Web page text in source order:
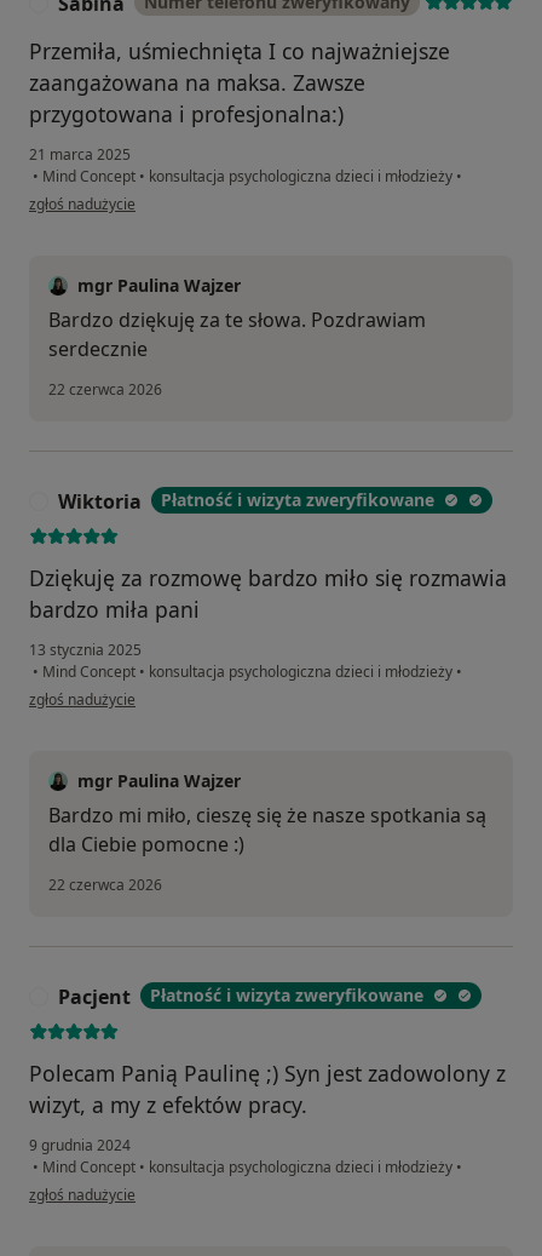
Przemiła, uśmiechnięta I co najważniejsze
zaangażowana na maksa. Zawsze
przygotowana i profesjonalna:)
21 marca 2025
• Mind Concept • konsultacja psychologiczna dzieci i młodzieży •
w opinii użytkownika Sabina
zgłoś nadużycie
mgr Paulina Wajzer
Bardzo dziękuję za te słowa. Pozdrawiam
serdecznie
22 czerwca 2026
Wiktoria Płatność i wizyta zweryfikowane
Dziękuję za rozmowę bardzo miło się rozmawia
bardzo miła pani
13 stycznia 2025
• Mind Concept • konsultacja psychologiczna dzieci i młodzieży •
w opinii użytkownika Wiktoria
zgłoś nadużycie
mgr Paulina Wajzer
Bardzo mi miło, cieszę się że nasze spotkania są
dla Ciebie pomocne :)
22 czerwca 2026
Pacjent Płatność i wizyta zweryfikowane
Polecam Panią Paulinę ;) Syn jest zadowolony z
wizyt, a my z efektów pracy.
9 grudnia 2024
• Mind Concept • konsultacja psychologiczna dzieci i młodzieży •
w opinii użytkownika Pacjent
zgłoś nadużycie